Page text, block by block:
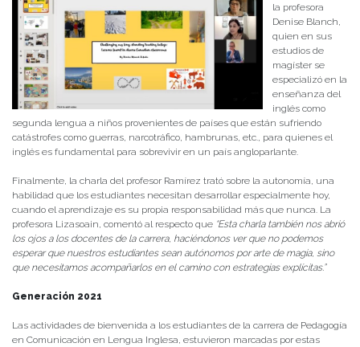
la profesora
Denise Blanch,
quien en sus
estudios de
magíster se
especializó en la
enseñanza del
inglés como
segunda lengua a niños provenientes de países que están sufriendo
catástrofes como guerras, narcotráfico, hambrunas, etc., para quienes el
inglés es fundamental para sobrevivir en un país angloparlante.
Finalmente, la charla del profesor Ramírez trató sobre la autonomía, una
habilidad que los estudiantes necesitan desarrollar especialmente hoy,
cuando el aprendizaje es su propia responsabilidad más que nunca. La
profesora Lizasoain, comentó al respecto que “Esta charla también nos abrió
los ojos a los docentes de la carrera, haciéndonos ver que no podemos
esperar que nuestros estudiantes sean autónomos por arte de magia, sino
que necesitamos acompañarlos en el camino con estrategias explícitas.”
Generación 2021
Las actividades de bienvenida a los estudiantes de la carrera de Pedagogía
en Comunicación en Lengua Inglesa, estuvieron marcadas por estas